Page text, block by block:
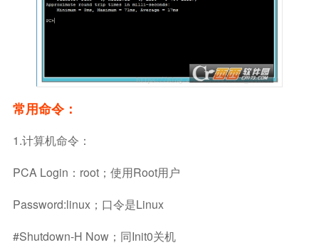
常用命令：
1.计算机命令：
PCA Login：root；使用root用户
Password:linux；口令是linux
#shutdown-H Now；同init0关机